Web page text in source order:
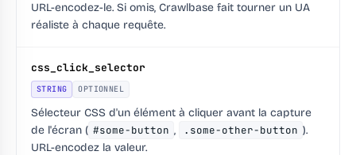
URL-encodez-le. Si omis, Crawlbase fait tourner un UA
réaliste à chaque requête.
css_click_selector
STRING OPTIONNEL
Sélecteur CSS d'un élément à cliquer avant la capture
de l'écran ( #some-button , .some-other-button ).
URL-encodez la valeur.